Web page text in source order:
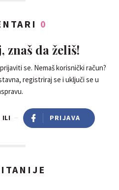
0
znaš da želiš!
se. Nemaš korisnički račun?
registriraj se i uključi se u
ILI PRIJAVA